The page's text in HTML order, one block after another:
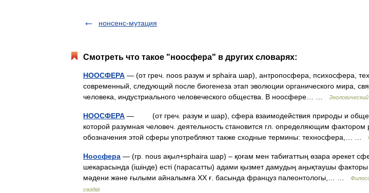
нонсенс-мутация
Смотреть что такое "ноосфера" в других словарях:
НООСФЕРА — (от греч. noos разум и sphaira шар), антропосфера, психосфера,
современный, следующий после биогенеза этап эволюции органического мира,
человека, индустриального человеческого общества. В ноосфере… …
НООСФЕРА — (от греч. разум и шар), сфера взаимодействия природы и
которой разумная человеч. деятельность становится гл. определяющим фактором
обозначения этой сферы употребляют также сходные термины: техносфера,… …
Ноосфера — (гр. nous ақыл+sphaira шар) – қоғам мен табиғаттың өзара әрекет
шекарасында (ішінде) есті (парасатты) адами қызмет дамудың аңықтаушы
мәдени және ғылыми айналымға ХХ ғ. басында француз палеонтологы,… …
сөздігі